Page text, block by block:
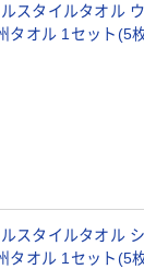
スタイルタオル
タオル 1セット(5
スタイルタオル
タオル 1セット(5